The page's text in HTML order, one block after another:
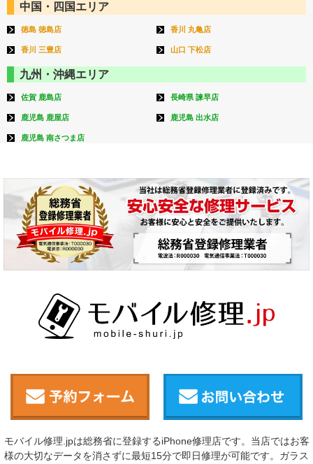
中国・四国エリア
徳島 徳島店 香川 丸亀店
香川 三豊店 山口 下松店
九州・沖縄エリア
佐賀 鹿島店 長崎県 諫早店
鹿児島 鹿屋店 鹿児島 出水店
鹿児島 南さつま店
モバイル修理.jpは総務省に登録するiPhone修理店です。当店ではお客
様の大切なデータを消さずに最短15分で即日修理が可能です。ガラス